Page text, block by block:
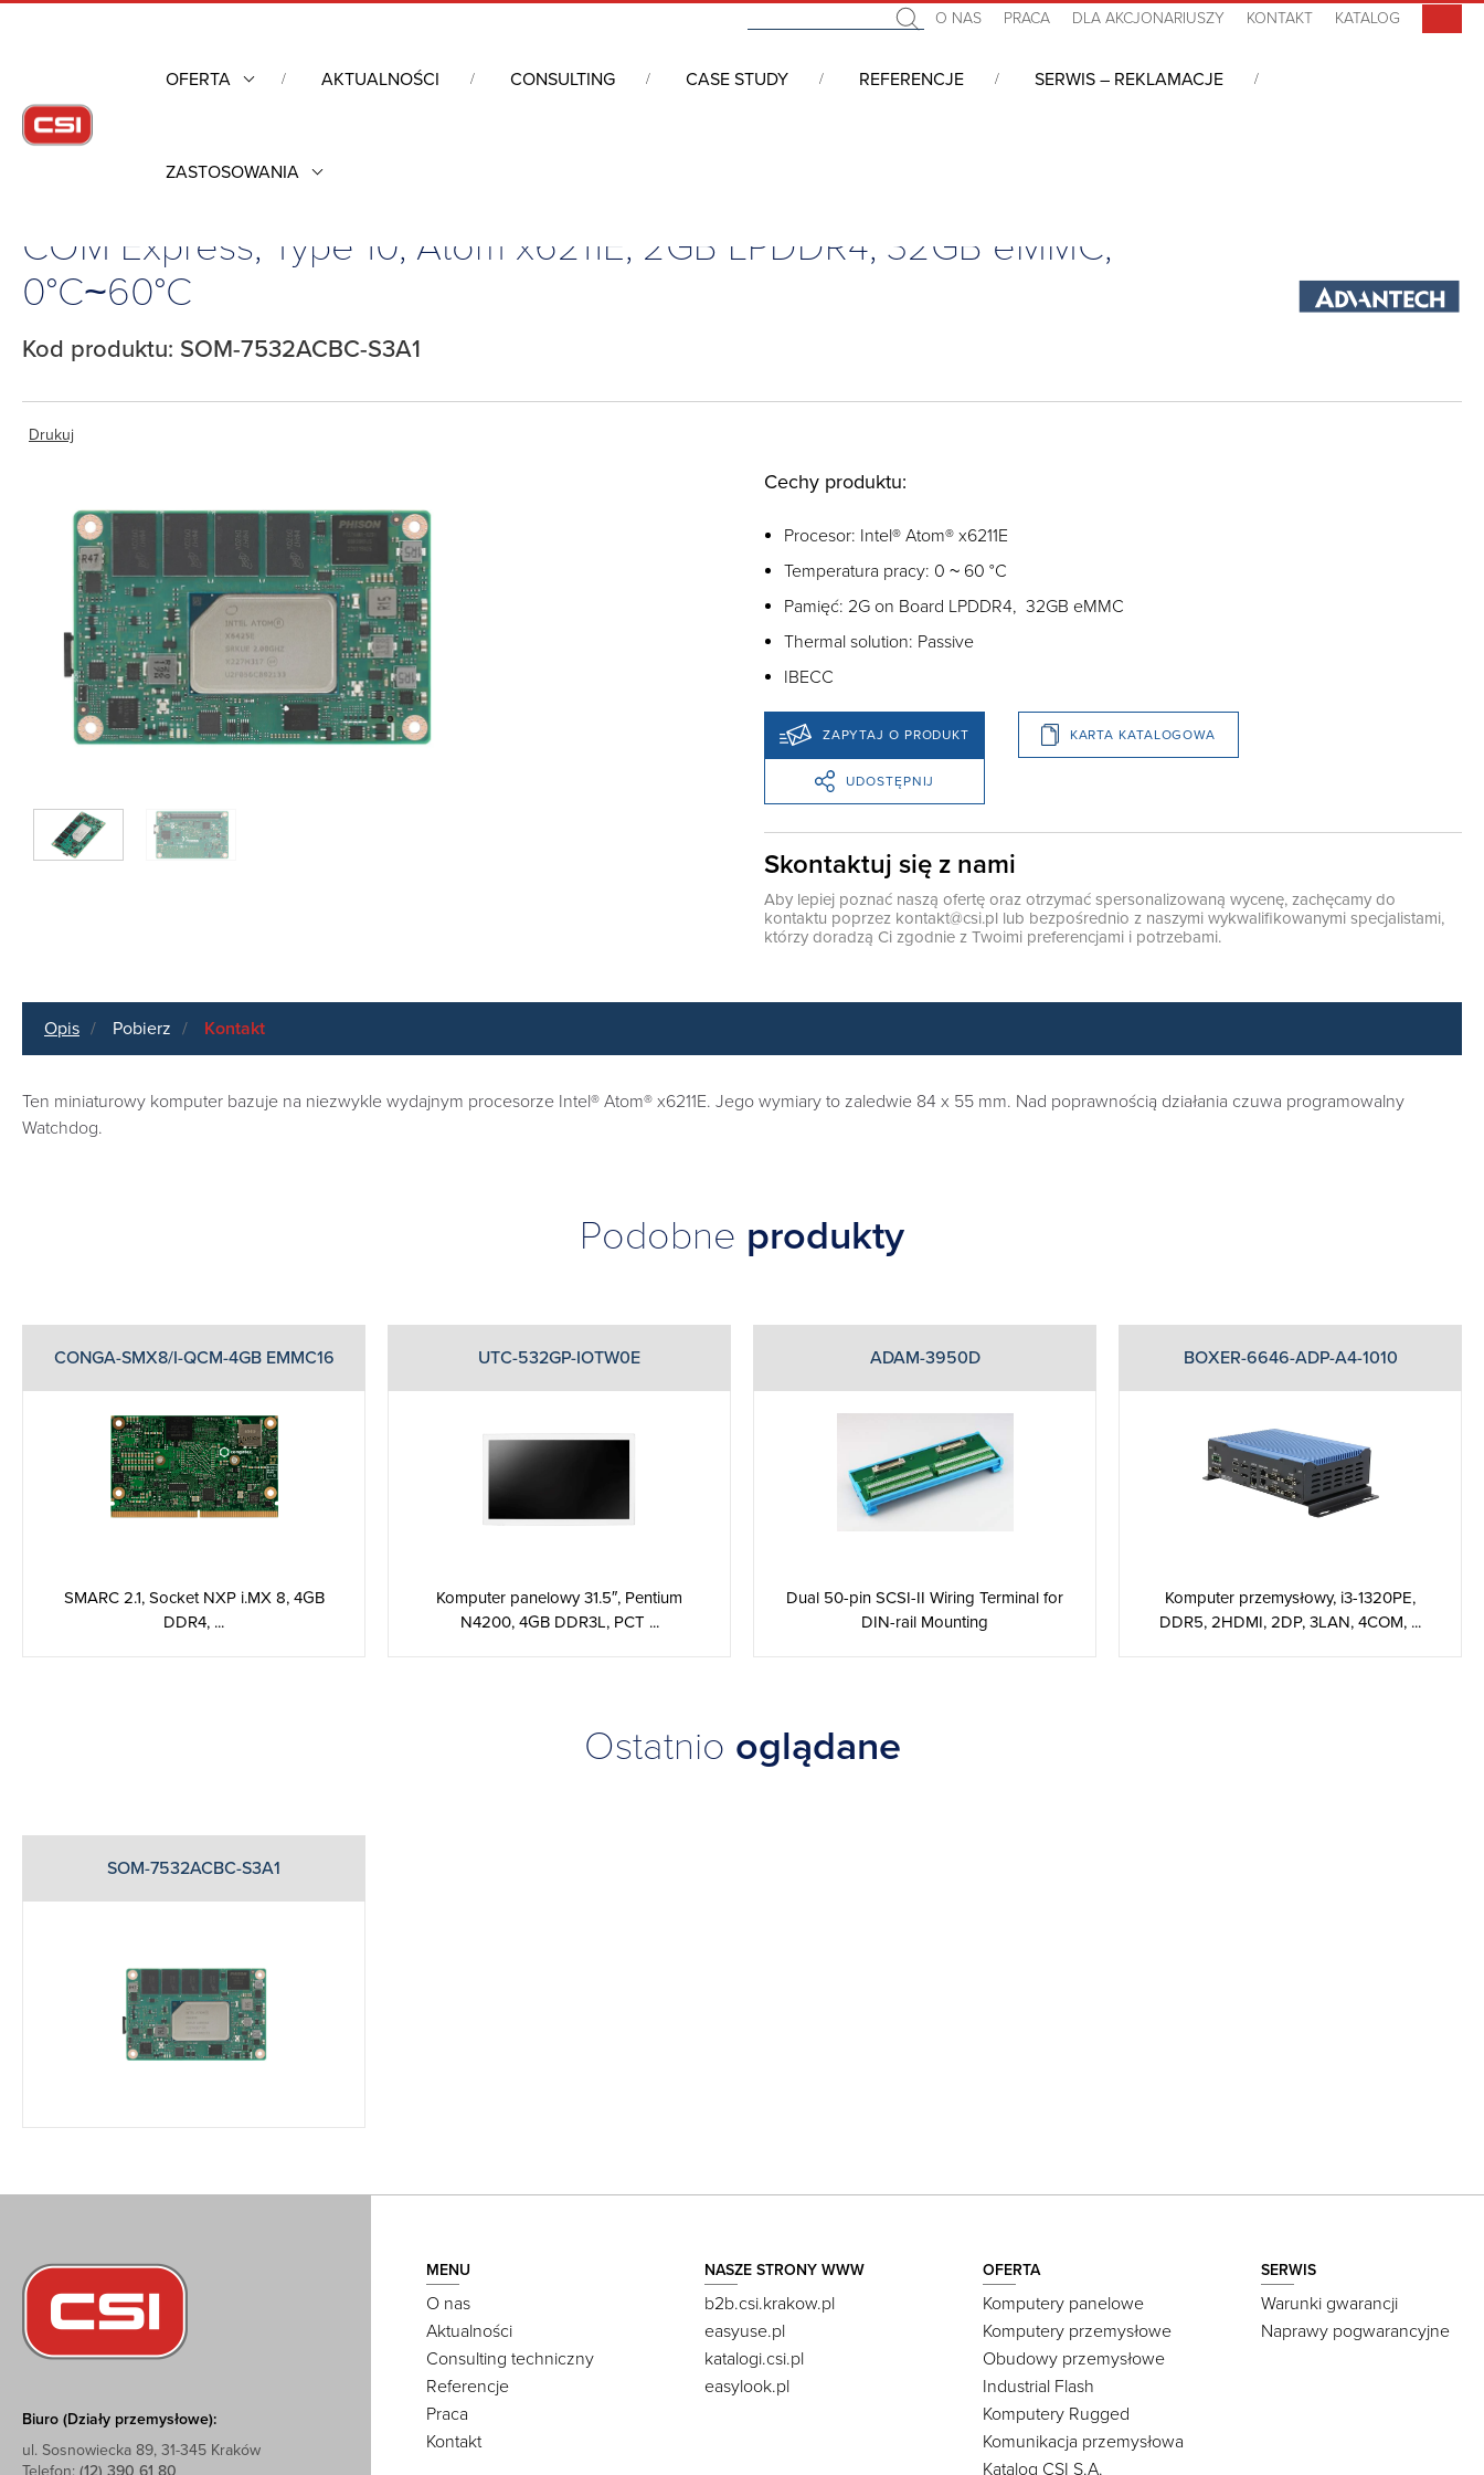
O NAS PRACA DLA AKCJONARIUSZY KONTAKT KATALOG
OFERTA AKTUALNOŚCI CONSULTING CASE STUDY REFERENCJE SERWIS – REKLAMACJE
ZASTOSOWANIA
Komputery przemysłowe
COM Express, Type 10, Atom x6211E, 2GB LPDDR4, 32GB eMMC,
0°C~60°C
Kod produktu: SOM-7532ACBC-S3A1
Drukuj
Cechy produktu:
Procesor: Intel® Atom® x6211E
Temperatura pracy: 0 ~ 60 °C
Pamięć: 2G on Board LPDDR4, 32GB eMMC
Thermal solution: Passive
IBECC
ZAPYTAJ O PRODUKT KARTA KATALOGOWA
UDOSTĘPNIJ
Skontaktuj się z nami
Aby lepiej poznać naszą ofertę oraz otrzymać spersonalizowaną wycenę, zachęcamy do
kontaktu poprzez kontakt@csi.pl lub bezpośrednio z naszymi wykwalifikowanymi specjalistami,
którzy doradzą Ci zgodnie z Twoimi preferencjami i potrzebami.
Opis Pobierz Kontakt
Ten miniaturowy komputer bazuje na niezwykle wydajnym procesorze Intel® Atom® x6211E. Jego wymiary to zaledwie 84 x 55 mm. Nad poprawnością działania czuwa programowalny
Watchdog.
Podobne produkty
CONGA-SMX8/I-QCM-4GB EMMC16
SMARC 2.1, Socket NXP i.MX 8, 4GB
DDR4, ...
UTC-532GP-IOTW0E
Komputer panelowy 31.5″, Pentium
N4200, 4GB DDR3L, PCT ...
ADAM-3950D
Dual 50-pin SCSI-II Wiring Terminal for
DIN-rail Mounting
BOXER-6646-ADP-A4-1010
Komputer przemysłowy, i3-1320PE,
DDR5, 2HDMI, 2DP, 3LAN, 4COM, ...
Ostatnio oglądane
SOM-7532ACBC-S3A1
Biuro (Działy przemysłowe):
ul. Sosnowiecka 89, 31-345 Kraków
Telefon: (12) 390 61 80
MENU
O nas
Aktualności
Consulting techniczny
Referencje
Praca
Kontakt
NASZE STRONY WWW
b2b.csi.krakow.pl
easyuse.pl
katalogi.csi.pl
easylook.pl
OFERTA
Komputery panelowe
Komputery przemysłowe
Obudowy przemysłowe
Industrial Flash
Komputery Rugged
Komunikacja przemysłowa
Katalog CSI S.A.
SERWIS
Warunki gwarancji
Naprawy pogwarancyjne